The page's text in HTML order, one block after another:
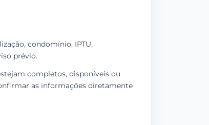
condomínio, IPTU,
prévio.
completos, disponíveis ou
as informações diretamente